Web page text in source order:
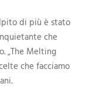
di più è stato
che
„The Melting
che facciamo